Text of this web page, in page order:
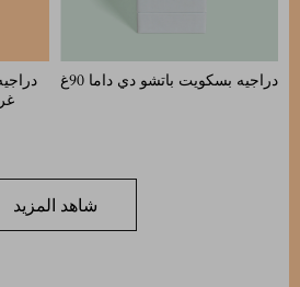
دراجيه بسكويت باتشو دي داما 90غ
شاهد المزيد